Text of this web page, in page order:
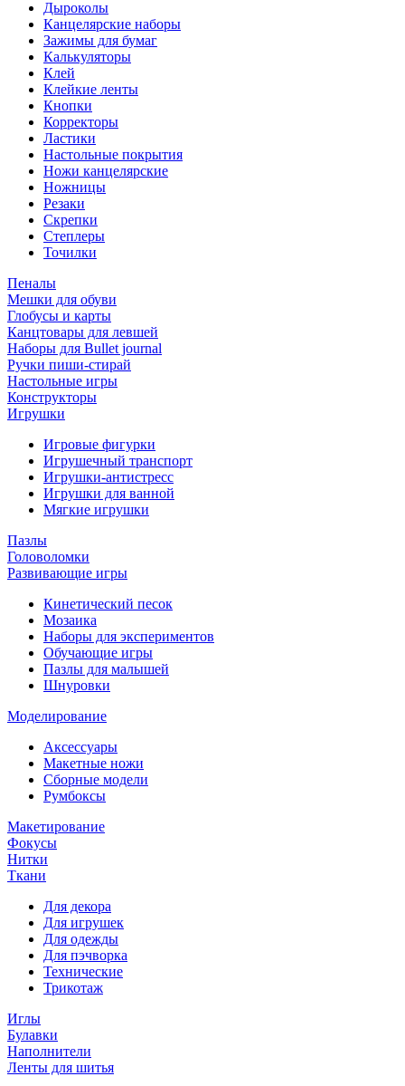
Дыроколы
Канцелярские наборы
Зажимы для бумаг
Калькуляторы
Клей
Клейкие ленты
Кнопки
Корректоры
Ластики
Настольные покрытия
Ножи канцелярские
Ножницы
Резаки
Скрепки
Степлеры
Точилки
Пеналы
Мешки для обуви
Глобусы и карты
Канцтовары для левшей
Наборы для Bullet journal
Ручки пиши-стирай
Настольные игры
Конструкторы
Игрушки
Игровые фигурки
Игрушечный транспорт
Игрушки-антистресс
Игрушки для ванной
Мягкие игрушки
Пазлы
Головоломки
Развивающие игры
Кинетический песок
Мозаика
Наборы для экспериментов
Обучающие игры
Пазлы для малышей
Шнуровки
Моделирование
Аксессуары
Макетные ножи
Сборные модели
Румбоксы
Макетирование
Фокусы
Нитки
Ткани
Для декора
Для игрушек
Для одежды
Для пэчворка
Технические
Трикотаж
Иглы
Булавки
Наполнители
Ленты для шитья